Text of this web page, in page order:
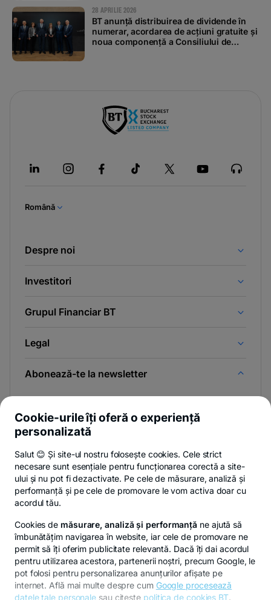
28 APRILIE 2026
BT anunță distribuirea de dividende în
numerar, acordarea de acțiuni gratuite și
noua componență a Consiliului de
Română
Despre noi
Investitori
Grupul Financiar BT
Legal
Abonează-te la newsletter
Și afli primul noutățile de pe Newsroom & Blogul BT.
Poți renunța oricând,vezi detalii.
Privacy Hub Politica de confidențialitate Politica de cookies
© Copyright 2026 Banca Transilvania. Toate drepturile
rezervate.
Cookie-urile îți oferă o experiență
personalizată
Salut 😊 Și site-ul nostru folosește cookies. Cele strict
necesare sunt esențiale pentru funcționarea corectă a site-
ului și nu pot fi dezactivate. Pe cele de măsurare, analiză și
performanță și pe cele de promovare le vom activa doar cu
acordul tău.
Cookies de măsurare, analiză și performanță ne ajută să
îmbunătățim navigarea în website, iar cele de promovare ne
permit să îți oferim publicitate relevantă. Dacă îți dai acordul
pentru utilizarea acestora, partenerii noștri, precum Google, le
pot folosi pentru personalizarea anunțurilor afișate pe
internet. Află mai multe despre cum Google procesează
datele tale personale sau citeste politica de cookies BT.